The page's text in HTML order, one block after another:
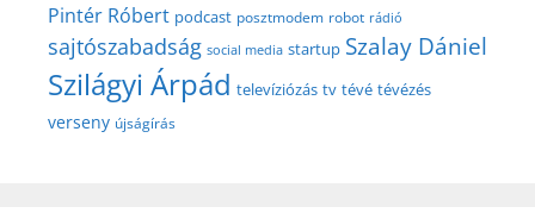
Pintér Róbert podcast posztmodem robot rádió
sajtószabadság social media startup Szalay Dániel
Szilágyi Árpád televíziózás tv tévé tévézés
verseny újságírás